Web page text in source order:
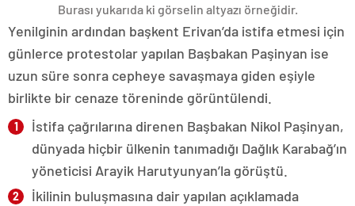
Burası yukarıda ki görselin altyazı örneğidir.
Yenilginin ardından başkent Erivan’da istifa etmesi için
günlerce protestolar yapılan Başbakan Paşinyan ise
uzun süre sonra cepheye savaşmaya giden eşiyle
birlikte bir cenaze töreninde görüntülendi.
İstifa çağrılarına direnen Başbakan Nikol Paşinyan,
dünyada hiçbir ülkenin tanımadığı Dağlık Karabağ’ın
yöneticisi Arayik Harutyunyan’la görüştü.
İkilinin buluşmasına dair yapılan açıklamada